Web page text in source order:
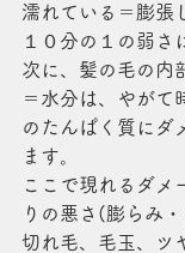
濡れている＝膨張
１０分の１の弱さ
次に、髪の毛の内
＝水分は、やがて
のたんぱく質にダ
ます。
ここで現れるダメ
りの悪さ(膨らみ
切れ毛、毛玉、ツ